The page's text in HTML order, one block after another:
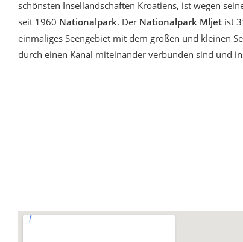
schönsten Insellandschaften Kroatiens, ist wegen
seit 1960 Nationalpark. Der Nationalpark Mljet ist
einmaliges Seengebiet mit dem großen und kleinen
durch einen Kanal miteinander verbunden sind und